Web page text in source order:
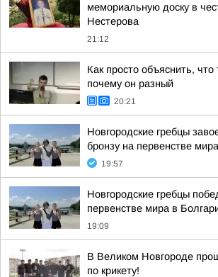
мемориальную доску в
Нестерова
21:12
Как просто объяснить, что
почему он разный
20:21
Новгородские гребцы
бронзу на первенстве мира
19:57
Новгородские гребцы
первенстве мира в
19:09
В Великом Новгороде
по крикету!